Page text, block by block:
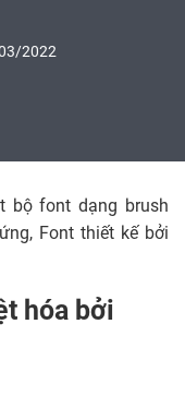
2022
bộ font dạng brush
Font thiết kế bởi
hóa bởi